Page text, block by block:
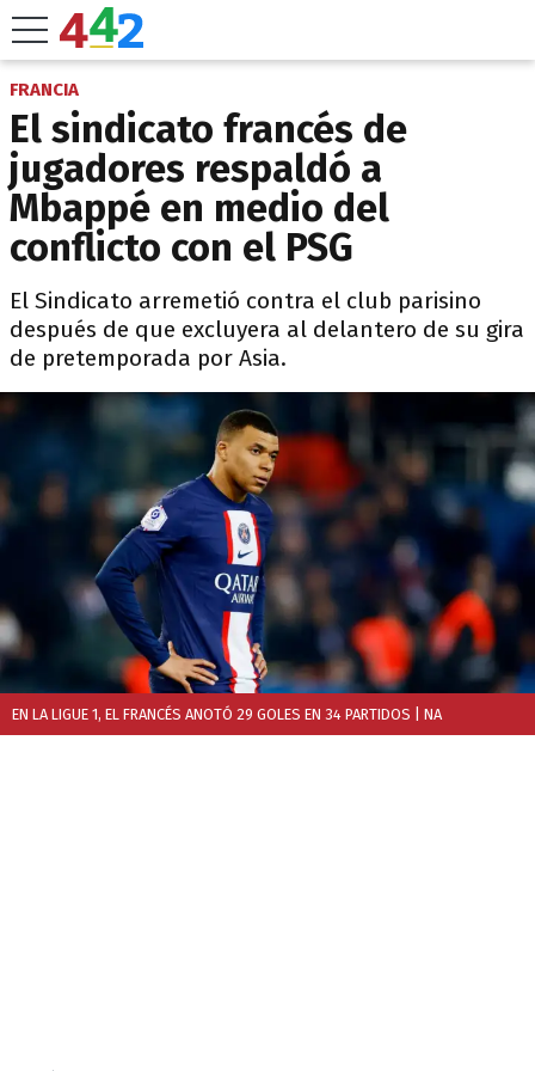
FRANCIA
El sindicato francés de
jugadores respaldó a
Mbappé en medio del
conflicto con el PSG
El Sindicato arremetió contra el club parisino
después de que excluyera al delantero de su gira
de pretemporada por Asia.
EN LA LIGUE 1, EL FRANCÉS ANOTÓ 29 GOLES EN 34 PARTIDOS | NA